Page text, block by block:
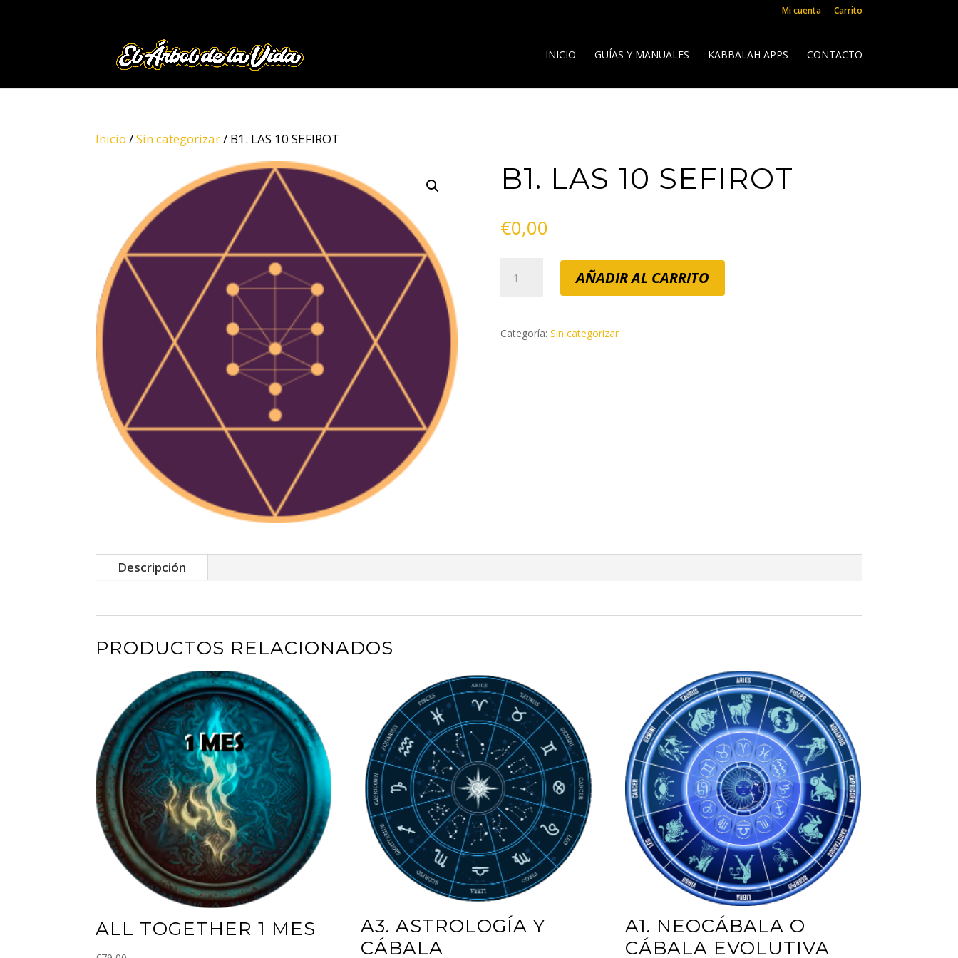
Mi cuenta Carrito
INICIO GUÍAS Y MANUALES KABBALAH APPS CONTACTO
Inicio /Sin categorizar/ B1. LAS 10 SEFIROT
B1. LAS 10 SEFIROT
€0,00
LAS
SEFIROT
AÑADIR AL CARRITO
Categoría: Sin categorizar
Descripción
PRODUCTOS RELACIONADOS
ALL TOGETHER 1 MES
A3. ASTROLOGÍA Y
CÁBALA
A1. NEOCÁBALA O
CÁBALA EVOLUTIVA